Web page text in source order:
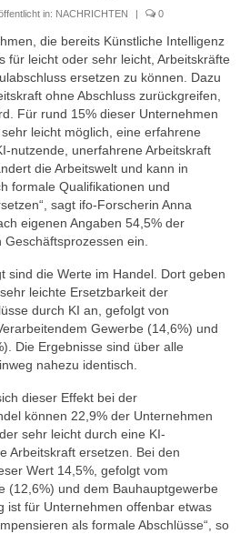
in: NACHRICHTEN 0
die bereits Künstliche Intelligenz
für leicht oder sehr leicht, Arbeitskräfte
ersetzen zu können. Dazu
ohne Abschluss zurückgreifen,
Für rund 15% dieser Unternehmen
leicht möglich, eine erfahrene
nutzende, unerfahrene Arbeitskraft
die Arbeitswelt und kann in
formale Qualifikationen und
sagt ifo-Forscherin Anna
eigenen Angaben 54,5% der
ein.
sind die Werte im Handel. Dort geben
leichte Ersetzbarkeit der
durch KI an, gefolgt von
Gewerbe (14,6%) und
Die Ergebnisse sind über alle
nahezu identisch.
dieser Effekt bei der
können 22,9% der Unternehmen
sehr leicht durch eine KI-
Arbeitskraft ersetzen. Bei den
Wert 14,5%, gefolgt vom
(12,6%) und dem Bauhauptgewerbe
ist für Unternehmen offenbar etwas
als formale Abschlüsse“, so